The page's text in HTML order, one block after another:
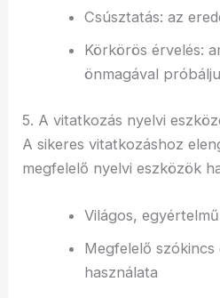
Csúsztatás: az
Körkörös érvelés:
önmagával
5. A vitatkozás nyelvi
A sikeres vitatkozáshoz
megfelelő nyelvi eszközök
Világos,
Megfelelő szókincs
használata